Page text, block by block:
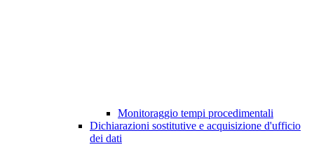
Monitoraggio tempi procedimentali
Dichiarazioni sostitutive e acquisizione d'ufficio
dei dati